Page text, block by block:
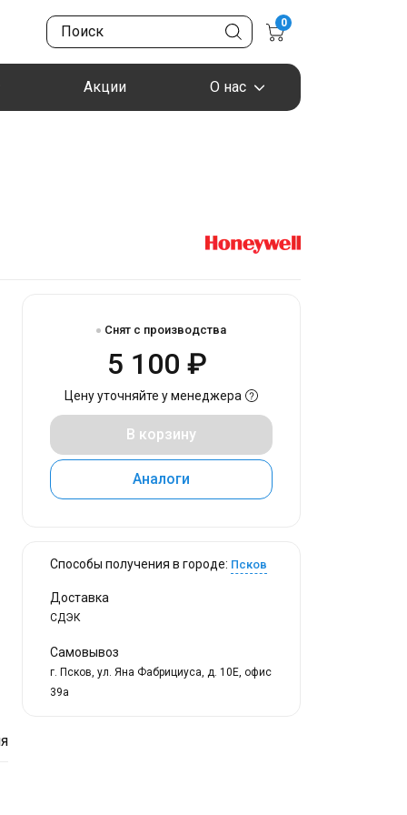
0
Акции О нас
Снят с производства
5 100 ₽
Цену уточняйте у менеджера
В корзину
Аналоги
Способы получения в городе: Псков
Доставка
СДЭК
Самовывоз
г. Псков, ул. Яна Фабрициуса, д. 10Е, офис
39а